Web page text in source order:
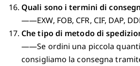
Quali sono i termini di
——EXW, FOB, CFR, CIF, DAP,
Che tipo di metodo di
——Se ordini una piccola
consigliamo la consegna